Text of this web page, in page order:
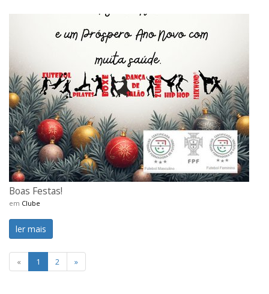
Boas Festas!
em Clube
ler mais
« 1 2 »